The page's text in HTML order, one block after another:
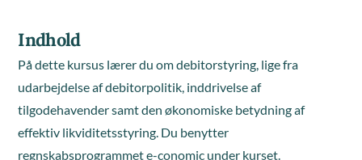
Indhold
På dette kursus lærer du om debitorstyring, lige fra
udarbejdelse af debitorpolitik, inddrivelse af
tilgodehavender samt den økonomiske betydning af
effektiv likviditetsstyring. Du benytter
regnskabsprogrammet e-conomic under kurset.